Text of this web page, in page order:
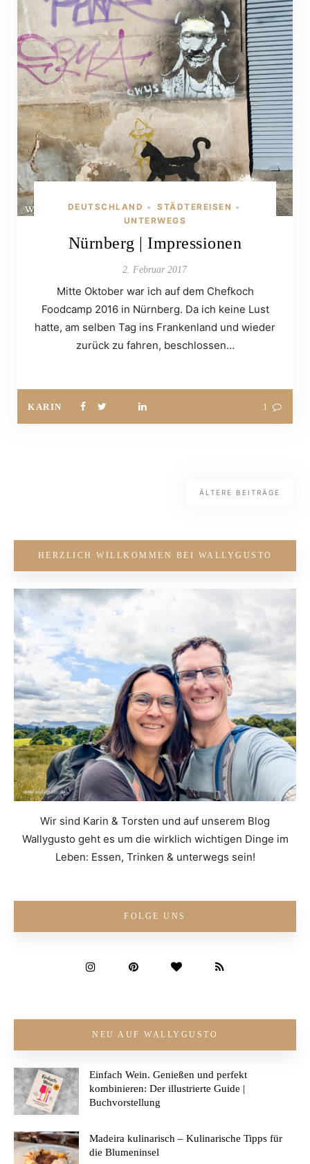
DEUTSCHLAND • STÄDTEREISEN •
UNTERWEGS
Nürnberg | Impressionen
2. Februar 2017
Mitte Oktober war ich auf dem Chefkoch
Foodcamp 2016 in Nürnberg. Da ich keine Lust
hatte, am selben Tag ins Frankenland und wieder
zurück zu fahren, beschlossen…
KARIN 1
ÄLTERE BEITRÄGE
HERZLICH WILLKOMMEN BEI WALLYGUSTO
Wir sind Karin & Torsten und auf unserem Blog
Wallygusto geht es um die wirklich wichtigen Dinge im
Leben: Essen, Trinken & unterwegs sein!
FOLGE UNS
NEU AUF WALLYGUSTO
Einfach Wein. Genießen und perfekt
kombinieren: Der illustrierte Guide |
Buchvorstellung
Madeira kulinarisch – Kulinarische Tipps für
die Blumeninsel